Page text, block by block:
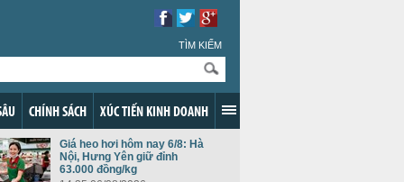
TÌM KIẾM
CHÍNH SÁCH XÚC TIẾN KINH DOANH
Giá heo hơi hôm nay 6/8: Hà
Nội, Hưng Yên giữ đỉnh
63.000 đồng/kg